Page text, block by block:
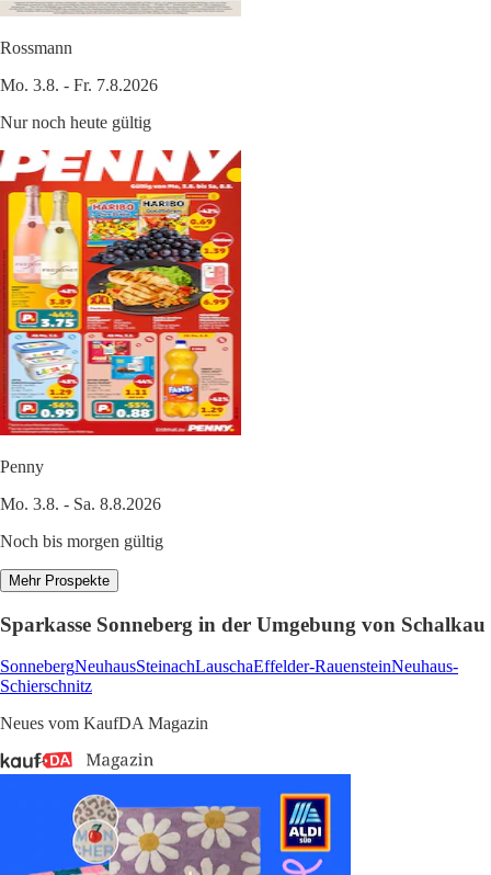
Rossmann
Mo. 3.8. - Fr. 7.8.2026
Nur noch heute gültig
Penny
Mo. 3.8. - Sa. 8.8.2026
Noch bis morgen gültig
Mehr Prospekte
Sparkasse Sonneberg in der Umgebung von Schalkau
SonnebergNeuhausSteinachLauschaEffelder-RauensteinNeuhaus-
Schierschnitz
Neues vom KaufDA Magazin